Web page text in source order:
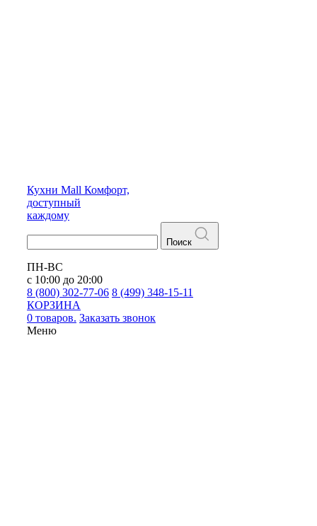
Кухни Mall Комфорт,
доступный
каждому
Поиск
ПН-ВС
с 10:00 до 20:00
8 (800) 302-77-06 8 (499) 348-15-11
КОРЗИНА
0 товаров. Заказать звонок
Меню